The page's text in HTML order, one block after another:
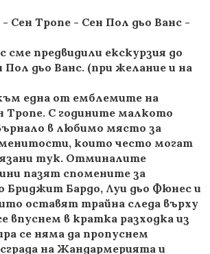
Сен Тропе - Сен Пол дьо Ванс -
сме предвидили екскурзия до
Пол дьо Ванс. (при желание и на
една от емблемите на
Тропе. С годините малкото
в любимо място за
които често могат
тук. Отминалите
пазят спомените за
Бриджит Бардо, Луи дьо Фюнес и
оставят трайна следа върху
впуснем в кратка разходка из
се няма да пропуснем
на Жандармерията и